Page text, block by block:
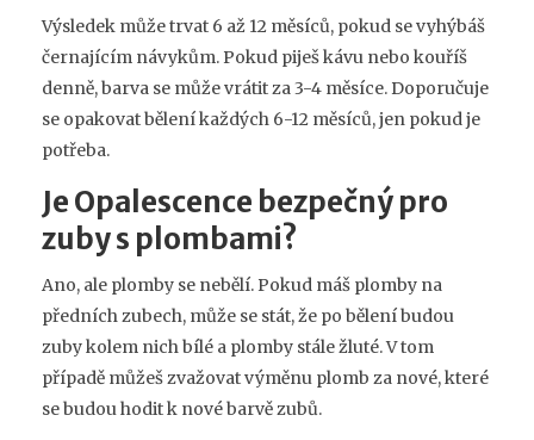
Výsledek může trvat 6 až 12 měsíců, pokud se vyhýbáš
černajícím návykům. Pokud piješ kávu nebo kouříš
denně, barva se může vrátit za 3-4 měsíce. Doporučuje
se opakovat bělení každých 6-12 měsíců, jen pokud je
potřeba.
Je Opalescence bezpečný pro
zuby s plombami?
Ano, ale plomby se nebělí. Pokud máš plomby na
předních zubech, může se stát, že po bělení budou
zuby kolem nich bílé a plomby stále žluté. V tom
případě můžeš zvažovat výměnu plomb za nové, které
se budou hodit k nové barvě zubů.